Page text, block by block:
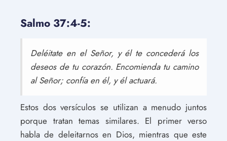
Salmo 37:4-5:
Deléitate en el Señor, y él te concederá los
deseos de tu corazón. Encomienda tu camino
al Señor; confía en él, y él actuará.
Estos dos versículos se utilizan a menudo juntos
porque tratan temas similares. El primer verso
habla de deleitarnos en Dios, mientras que este